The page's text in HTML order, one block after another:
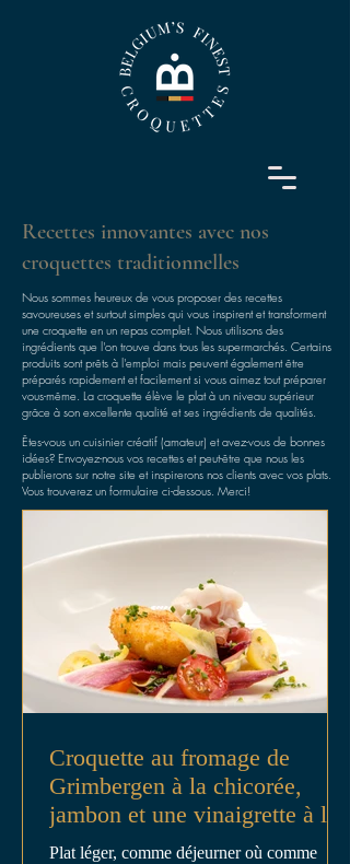
Recettes innovantes avec nos
croquettes traditionnelles
Nous sommes heureux de vous proposer des recettes
savoureuses et surtout simples qui vous inspirent et transforment
une croquette en un repas complet. Nous utilisons des
ingrédients que l'on trouve dans tous les supermarchés. Certains
produits sont prêts à l'emploi mais peuvent également être
préparés rapidement et facilement si vous aimez tout préparer
vous-même. La croquette élève le plat à un niveau supérieur
grâce à son excellente qualité et ses ingrédients de qualités.
Êtes-vous un cuisinier créatif (amateur) et avez-vous de bonnes
idées? Envoyez-nous vos recettes et peut-être que nous les
publierons sur notre site et inspirerons nos clients avec vos plats.
Vous trouverez un formulaire ci-dessous. Merci!
Croquette au fromage de
Grimbergen à la chicorée,
jambon et une vinaigrette à la
bière Grimbergen
Plat léger, comme déjeurner où comme